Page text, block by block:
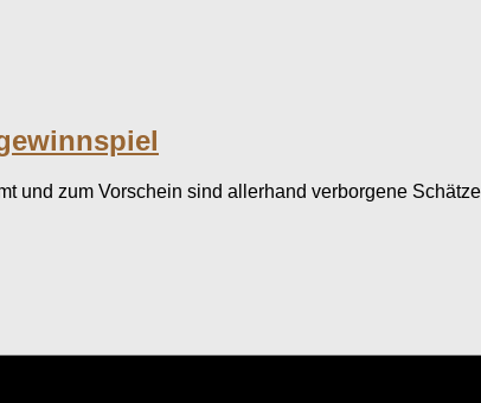
und zum Vorschein sind allerhand verborgene